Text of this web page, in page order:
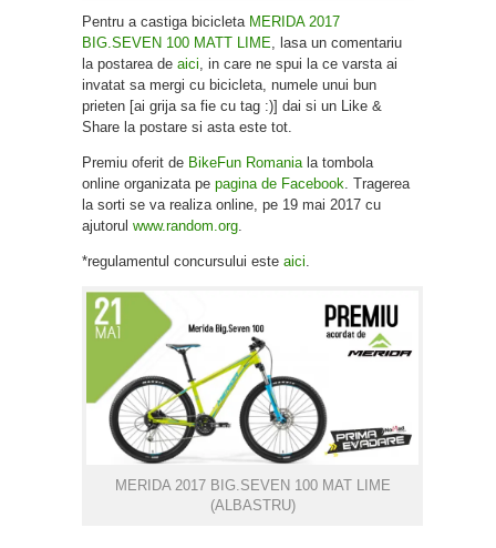
Pentru a castiga bicicleta MERIDA 2017
BIG.SEVEN 100 MATT LIME , lasa un comentariu
la postarea de aici , in care ne spui la ce varsta ai
invatat sa mergi cu bicicleta, numele unui bun
prieten [ai grija sa fie cu tag :)] dai si un Like &
Share la postare si asta este tot.
Premiu oferit de BikeFun Romania la tombola
online organizata pe pagina de Facebook . Tragerea
la sorti se va realiza online, pe 19 mai 2017 cu
ajutorul www.random.org
*regulamentul concursului este aici
MERIDA 2017 BIG.SEVEN 100 MAT LIME
(ALBASTRU)